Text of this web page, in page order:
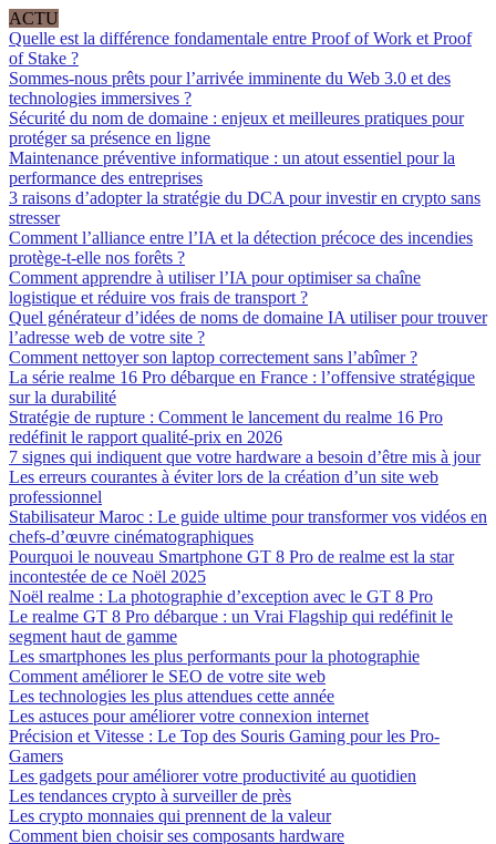
ACTU
Quelle est la différence fondamentale entre Proof of Work et Proof
of Stake ?
Sommes-nous prêts pour l’arrivée imminente du Web 3.0 et des
technologies immersives ?
Sécurité du nom de domaine : enjeux et meilleures pratiques pour
protéger sa présence en ligne
Maintenance préventive informatique : un atout essentiel pour la
performance des entreprises
3 raisons d’adopter la stratégie du DCA pour investir en crypto sans
stresser
Comment l’alliance entre l’IA et la détection précoce des incendies
protège-t-elle nos forêts ?
Comment apprendre à utiliser l’IA pour optimiser sa chaîne
logistique et réduire vos frais de transport ?
Quel générateur d’idées de noms de domaine IA utiliser pour trouver
l’adresse web de votre site ?
Comment nettoyer son laptop correctement sans l’abîmer ?
La série realme 16 Pro débarque en France : l’offensive stratégique
sur la durabilité
Stratégie de rupture : Comment le lancement du realme 16 Pro
redéfinit le rapport qualité-prix en 2026
7 signes qui indiquent que votre hardware a besoin d’être mis à jour
Les erreurs courantes à éviter lors de la création d’un site web
professionnel
Stabilisateur Maroc : Le guide ultime pour transformer vos vidéos en
chefs-d’œuvre cinématographiques
Pourquoi le nouveau Smartphone GT 8 Pro de realme est la star
incontestée de ce Noël 2025
Noël realme : La photographie d’exception avec le GT 8 Pro
Le realme GT 8 Pro débarque : un Vrai Flagship qui redéfinit le
segment haut de gamme
Les smartphones les plus performants pour la photographie
Comment améliorer le SEO de votre site web
Les technologies les plus attendues cette année
Les astuces pour améliorer votre connexion internet
Précision et Vitesse : Le Top des Souris Gaming pour les Pro-
Gamers
Les gadgets pour améliorer votre productivité au quotidien
Les tendances crypto à surveiller de près
Les crypto monnaies qui prennent de la valeur
Comment bien choisir ses composants hardware